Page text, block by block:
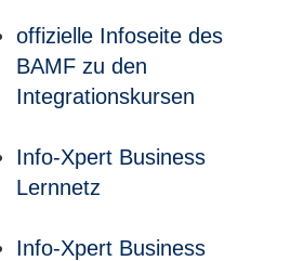
offizielle Infoseite des
BAMF zu den
Integrationskursen
Info-Xpert Business
Lernnetz
Info-Xpert Business